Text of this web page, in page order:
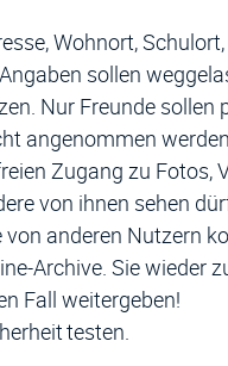
Wohnort,
sollen
Nur Freunde sollen
angenommen
Zugang zu Fotos,
von ihnen sehen
anderen Nutzern
Archive. Sie wieder
Fall weitergeben!
testen.